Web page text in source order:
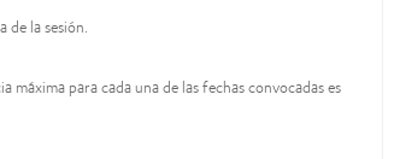
la sesión.
para cada una de las fechas convocadas es